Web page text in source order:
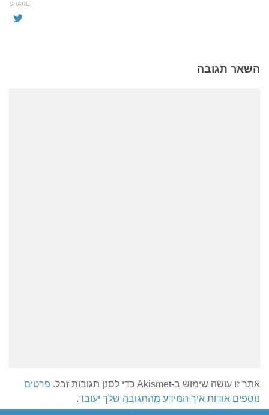
SHARE
השאר תגובה
אתר זו עושה שימוש ב-Akismet כדי לסנן תגובות זבל.
פרטים
נוספים אודות איך המידע מהתגובה שלך יעובד.